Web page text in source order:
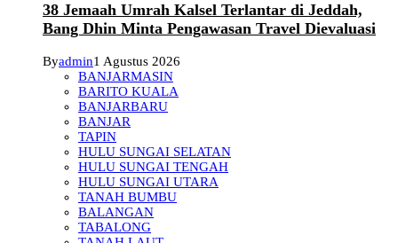
38 Jemaah Umrah Kalsel Terlantar di Jeddah,
Bang Dhin Minta Pengawasan Travel Dievaluasi
Byadmin1 Agustus 2026
BANJARMASIN
BARITO KUALA
BANJARBARU
BANJAR
TAPIN
HULU SUNGAI SELATAN
HULU SUNGAI TENGAH
HULU SUNGAI UTARA
TANAH BUMBU
BALANGAN
TABALONG